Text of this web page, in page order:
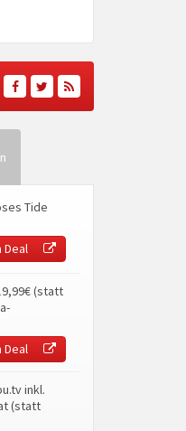
Tide
Deal
(statt
Deal
inkl.
(statt